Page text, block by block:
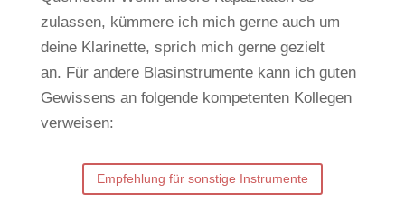
zulassen, kümmere ich mich gerne auch um
deine Klarinette, sprich mich gerne gezielt
an. Für andere Blasinstrumente kann ich guten
Gewissens an folgende kompetenten Kollegen
verweisen:
Empfehlung für sonstige Instrumente